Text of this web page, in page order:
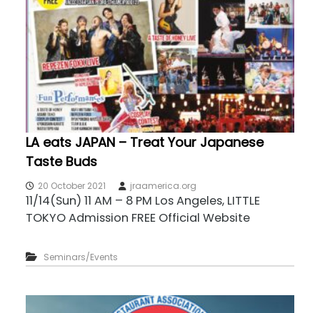
LA eats JAPAN – Treat Your Japanese
Taste Buds
20 October 2021 jraamerica.org
11/14(Sun) 11 AM – 8 PM Los Angeles, LITTLE
TOKYO Admission FREE Official Website
Seminars/Events